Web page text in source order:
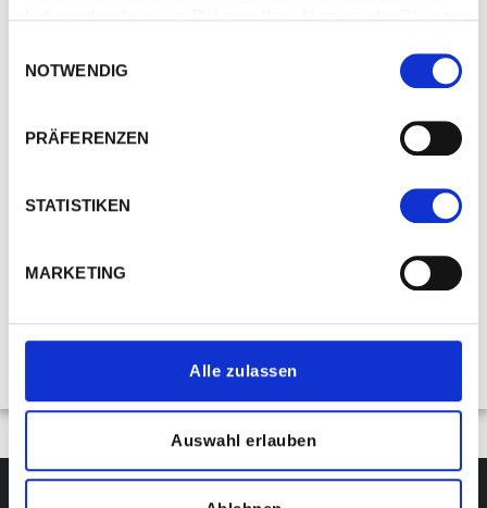
who may receive and
NOTWENDIG
PRÄFERENZEN
STATISTIKEN
MARKETING
Alle zulassen
Auswahl erlauben